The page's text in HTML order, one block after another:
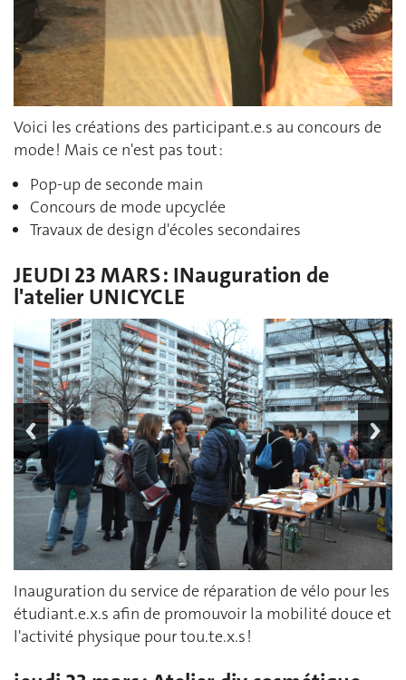
Voici les créations des participant.e.s au concours de
mode ! Mais ce n'est pas tout :
Pop-up de seconde main
Concours de mode upcyclée
Travaux de design d'écoles secondaires
JEUDI 23 MARS : INauguration de
l'atelier UNICYCLE
Inauguration du service de réparation de vélo pour les
étudiant.e.x.s afin de promouvoir la mobilité douce et
l'activité physique pour tou.te.x.s !